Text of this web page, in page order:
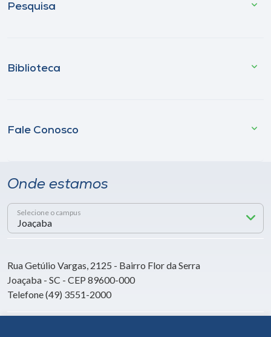
Pesquisa
Biblioteca
Fale Conosco
Onde estamos
Selecione o campus
Rua Getúlio Vargas, 2125 - Bairro Flor da Serra
Joaçaba - SC - CEP 89600-000
Telefone (49) 3551-2000